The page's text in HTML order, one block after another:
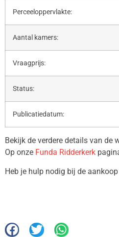
Perceeloppervlakte:
Aantal kamers:
Vraagprijs:
Status:
Publicatiedatum:
Bekijk de verdere details van de
Op onze Funda Ridderkerk
Heb je hulp nodig bij de